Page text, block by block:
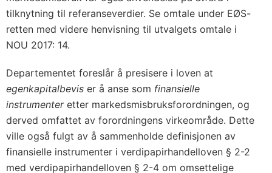
tilknytning til referanseverdier. Se omtale under EØS-
retten med videre henvisning til utvalgets omtale i
NOU 2017: 14.
Departementet foreslår å presisere i loven at
egenkapitalbevis er å anse som finansielle
instrumenteretter markedsmisbruksforordningen, og
derved omfattet av forordningens virkeområde. Dette
ville også fulgt av å sammenholde definisjonen av
finansielle instrumenter i verdipapirhandelloven § 2-2
med verdipapirhandelloven § 2-4 om omsettelige